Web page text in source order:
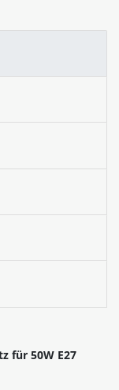
für 50W E27